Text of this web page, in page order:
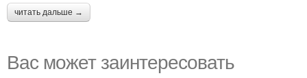
читать дальше →
Вас может заинтересовать